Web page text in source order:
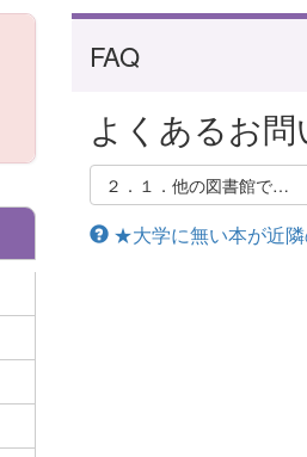
FAQ
よくあるお
２．１．他の図書館での探
★大学に無い本が近隣